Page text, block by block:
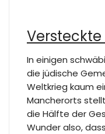
In einigen
die jüdische
Weltkrieg kaum
Mancherorts
die Hälfte der
Wunder also,